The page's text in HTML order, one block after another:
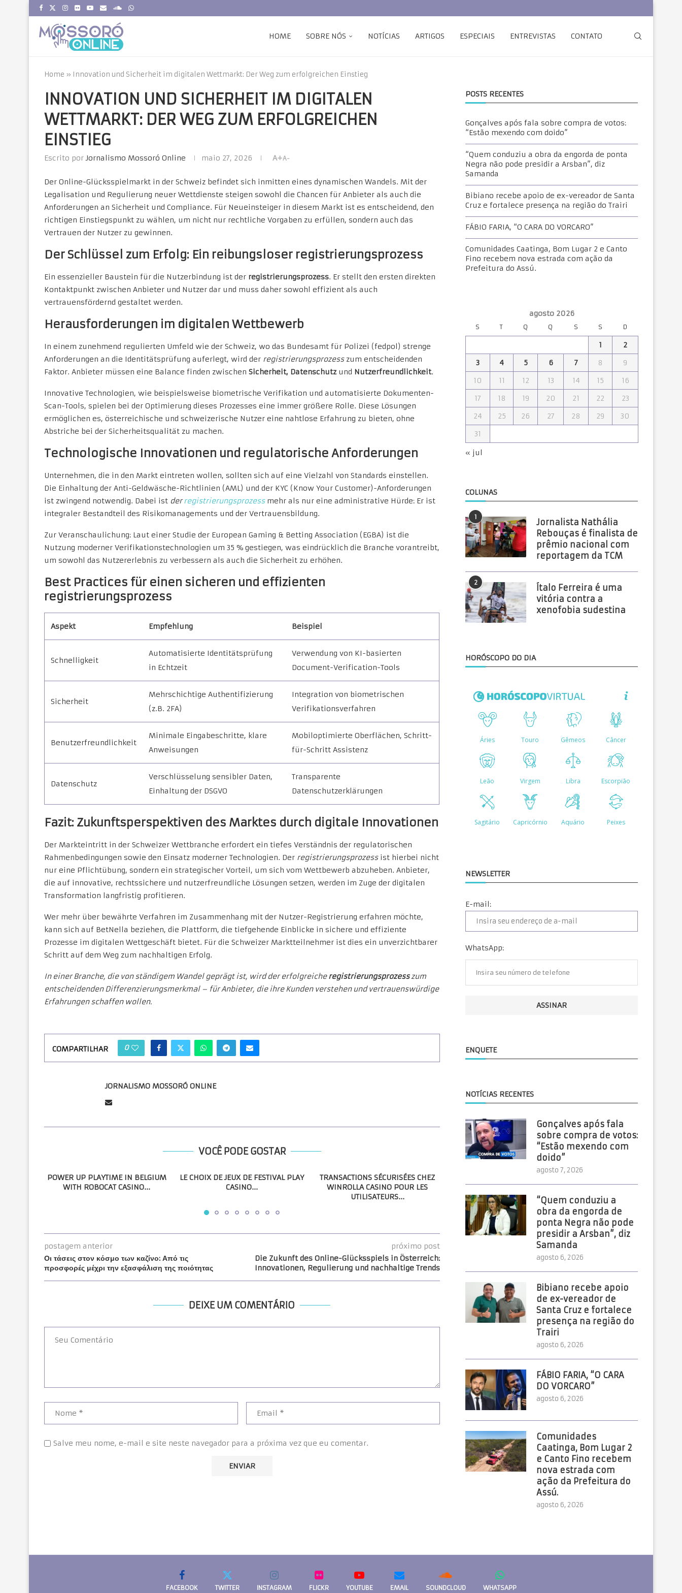
HOME SOBRE NÓS NOTÍCIAS ARTIGOS ESPECIAIS ENTREVISTAS CONTATO
Home » Innovation und Sicherheit im digitalen Wettmarkt: Der Weg zum erfolgreichen Einstieg
INNOVATION UND SICHERHEIT IM DIGITALEN
WETTMARKT: DER WEG ZUM ERFOLGREICHEN
EINSTIEG
Escrito porJornalismo Mossoró Online maio 27, 2026 A+A-
Der Online-Glücksspielmarkt in der Schweiz befindet sich inmitten eines dynamischen Wandels. Mit der
Legalisation und Regulierung neuer Wettdienste steigen sowohl die Chancen für Anbieter als auch die
Anforderungen an Sicherheit und Compliance. Für Neueinsteiger in diesem Markt ist es entscheidend, den
richtigen Einstiegspunkt zu wählen, um nicht nur rechtliche Vorgaben zu erfüllen, sondern auch das
Vertrauen der Nutzer zu gewinnen.
Der Schlüssel zum Erfolg: Ein reibungsloser registrierungsprozess
Ein essenzieller Baustein für die Nutzerbindung ist der registrierungsprozess. Er stellt den ersten direkten
Kontaktpunkt zwischen Anbieter und Nutzer dar und muss daher sowohl effizient als auch
vertrauensfördernd gestaltet werden.
Herausforderungen im digitalen Wettbewerb
In einem zunehmend regulierten Umfeld wie der Schweiz, wo das Bundesamt für Polizei (fedpol) strenge
Anforderungen an die Identitätsprüfung auferlegt, wird der registrierungsprozesszum entscheidenden
Faktor. Anbieter müssen eine Balance finden zwischen Sicherheit, Datenschutzund Nutzerfreundlichkeit.
Innovative Technologien, wie beispielsweise biometrische Verifikation und automatisierte Dokumenten-
Scan-Tools, spielen bei der Optimierung dieses Prozesses eine immer größere Rolle. Diese Lösungen
ermöglichen es, österreichische und schweizerische Nutzer eine nahtlose Erfahrung zu bieten, ohne
Abstriche bei der Sicherheitsqualität zu machen.
Technologische Innovationen und regulatorische Anforderungen
Unternehmen, die in den Markt eintreten wollen, sollten sich auf eine Vielzahl von Standards einstellen.
Die Einhaltung der Anti-Geldwäsche-Richtlinien (AML) und der KYC (Know Your Customer)-Anforderungen
ist zwingend notwendig. Dabei ist derregistrierungsprozessmehr als nur eine administrative Hürde: Er ist
integraler Bestandteil des Risikomanagements und der Vertrauensbildung.
Zur Veranschaulichung: Laut einer Studie der European Gaming & Betting Association (EGBA) ist die
Nutzung moderner Verifikationstechnologien um 35 % gestiegen, was eindrücklich die Branche vorantreibt,
um sowohl das Nutzererlebnis zu verbessern als auch die Sicherheit zu erhöhen.
Best Practices für einen sicheren und effizienten
registrierungsprozess
Aspekt Empfehlung Beispiel
Schnelligkeit
Automatisierte Identitätsprüfung
in Echtzeit
Verwendung von KI-basierten
Document-Verification-Tools
Sicherheit
Mehrschichtige Authentifizierung
(z.B. 2FA)
Integration von biometrischen
Verifikationsverfahren
Benutzerfreundlichkeit
Minimale Eingabeschritte, klare
Anweisungen
Mobiloptimierte Oberflächen, Schritt-
für-Schritt Assistenz
Datenschutz
Verschlüsselung sensibler Daten,
Einhaltung der DSGVO
Transparente
Datenschutzerklärungen
Fazit: Zukunftsperspektiven des Marktes durch digitale Innovationen
Der Markteintritt in der Schweizer Wettbranche erfordert ein tiefes Verständnis der regulatorischen
Rahmenbedingungen sowie den Einsatz moderner Technologien. Der registrierungsprozessist hierbei nicht
nur eine Pflichtübung, sondern ein strategischer Vorteil, um sich vom Wettbewerb abzuheben. Anbieter,
die auf innovative, rechtssichere und nutzerfreundliche Lösungen setzen, werden im Zuge der digitalen
Transformation langfristig profitieren.
Wer mehr über bewährte Verfahren im Zusammenhang mit der Nutzer-Registrierung erfahren möchte,
kann sich auf BetNella beziehen, die Plattform, die tiefgehende Einblicke in sichere und effiziente
Prozesse im digitalen Wettgeschäft bietet. Für die Schweizer Marktteilnehmer ist dies ein unverzichtbarer
Schritt auf dem Weg zum nachhaltigen Erfolg.
In einer Branche, die von ständigem Wandel geprägt ist, wird der erfolgreicheregistrierungsprozesszum
entscheidenden Differenzierungsmerkmal – für Anbieter, die ihre Kunden verstehen und vertrauenswürdige
Erfahrungen schaffen wollen.
COMPARTILHAR 0
JORNALISMO MOSSORÓ ONLINE
VOCÊ PODE GOSTAR
POWER UP PLAYTIME IN BELGIUM
WITH ROBOCAT CASINO...
LE CHOIX DE JEUX DE FESTIVAL PLAY
CASINO...
TRANSACTIONS SÉCURISÉES CHEZ
WINROLLA CASINO POUR LES
UTILISATEURS...
AGRÉMENT ET SÛRETÉ...
CASINO EN ESPAÑA
postagem anterior
Οι τάσεις στον κόσμο των καζίνο: Από τις
προσφορές μέχρι την εξασφάλιση της ποιότητας
próximo post
Die Zukunft des Online-Glücksspiels in Österreich:
Innovationen, Regulierung und nachhaltige Trends
DEIXE UM COMENTÁRIO
Salve meu nome, e-mail e site neste navegador para a próxima vez que eu comentar.
POSTS RECENTES
Gonçalves após fala sobre compra de votos:
“Estão mexendo com doido”
“Quem conduziu a obra da engorda de ponta
Negra não pode presidir a Arsban”, diz
Samanda
Bibiano recebe apoio de ex-vereador de Santa
Cruz e fortalece presença na região do Trairi
FÁBIO FARIA, “O CARA DO VORCARO”
Comunidades Caatinga, Bom Lugar 2 e Canto
Fino recebem nova estrada com ação da
Prefeitura do Assú.
agosto 2026
S T Q Q S S D
1
2
3
4 5 6 7 8
9
10
11 12 13 14 15
16
17
18 19 20 21 22
23
24
25 26 27 28 29
30
31
« jul
COLUNAS
1
Jornalista Nathália
Rebouças é finalista de
prêmio nacional com
reportagem da TCM
2
Ítalo Ferreira é uma
vitória contra a
xenofobia sudestina
HORÓSCOPO DO DIA
NEWSLETTER
E-mail:
WhatsApp:
ENQUETE
NOTÍCIAS RECENTES
Gonçalves após fala
sobre compra de votos:
“Estão mexendo com
doido”
agosto 7, 2026
“Quem conduziu a
obra da engorda de
ponta Negra não pode
presidir a Arsban”, diz
Samanda
agosto 6, 2026
Bibiano recebe apoio
de ex-vereador de
Santa Cruz e fortalece
presença na região do
Trairi
agosto 6, 2026
FÁBIO FARIA, “O CARA
DO VORCARO”
agosto 6, 2026
Comunidades
Caatinga, Bom Lugar 2
e Canto Fino recebem
nova estrada com
ação da Prefeitura do
Assú.
agosto 6, 2026
FACEBOOK TWITTER INSTAGRAM FLICKR YOUTUBE EMAIL SOUNDCLOUD WHATSAPP